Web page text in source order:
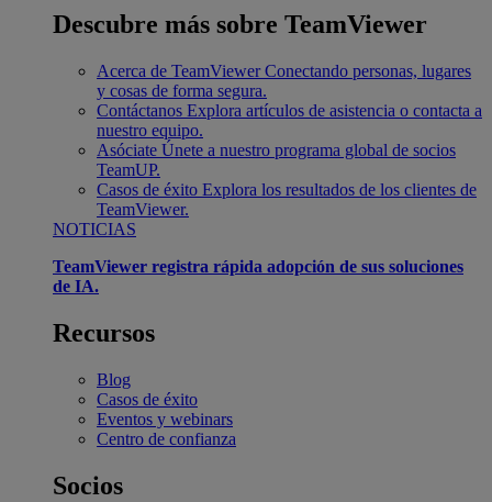
Descubre más sobre TeamViewer
Acerca de TeamViewer Conectando personas, lugares
y cosas de forma segura.
Contáctanos Explora artículos de asistencia o contacta a
nuestro equipo.
Asóciate Únete a nuestro programa global de socios
TeamUP.
Casos de éxito Explora los resultados de los clientes de
TeamViewer.
NOTICIAS
TeamViewer registra rápida adopción de sus soluciones
de IA.
Recursos
Blog
Casos de éxito
Eventos y webinars
Centro de confianza
Socios